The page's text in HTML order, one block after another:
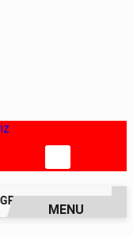
GRAVEMENTE
MENU